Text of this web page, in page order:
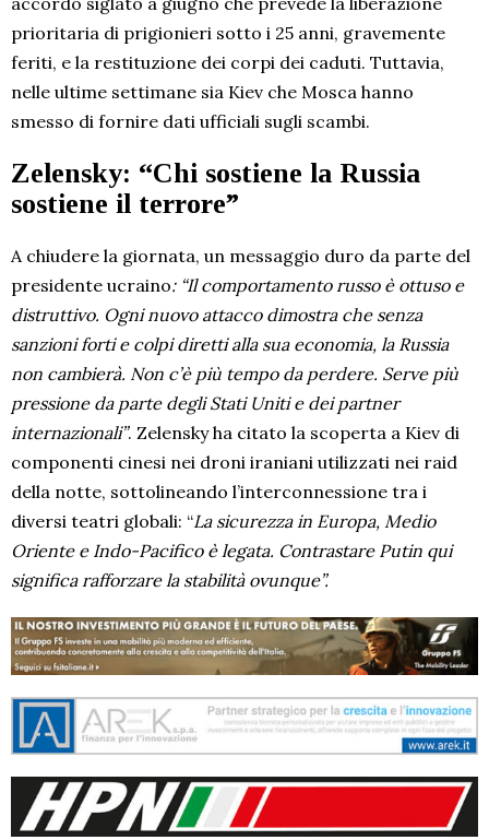
prioritaria di prigionieri sotto i 25 anni, gravemente
feriti, e la restituzione dei corpi dei caduti. Tuttavia,
nelle ultime settimane sia Kiev che Mosca hanno
smesso di fornire dati ufficiali sugli scambi.
Zelensky: “Chi sostiene la Russia
sostiene il terrore”
A chiudere la giornata, un messaggio duro da parte del
presidente ucraino: “Il comportamento russo è ottuso e
distruttivo. Ogni nuovo attacco dimostra che senza
sanzioni forti e colpi diretti alla sua economia, la Russia
non cambierà. Non c’è più tempo da perdere. Serve più
pressione da parte degli Stati Uniti e dei partner
internazionali”. Zelensky ha citato la scoperta a Kiev di
componenti cinesi nei droni iraniani utilizzati nei raid
della notte, sottolineando l’interconnessione tra i
diversi teatri globali: “La sicurezza in Europa, Medio
Oriente e Indo-Pacifico è legata. Contrastare Putin qui
significa rafforzare la stabilità ovunque”.